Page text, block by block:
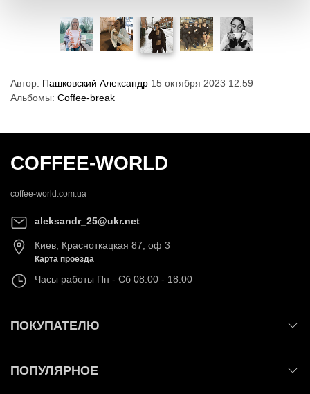
Автор: Пашковский Александр 15 октября 2023 12:59
Альбомы: Coffee-break
COFFEE-WORLD
coffee-world.com.ua
aleksandr_25@ukr.net
Киев, Красноткацкая 87, оф 3
Карта проезда
Часы работы Пн - Сб 08:00 - 18:00
ПОКУПАТЕЛЮ
ПОПУЛЯРНОЕ